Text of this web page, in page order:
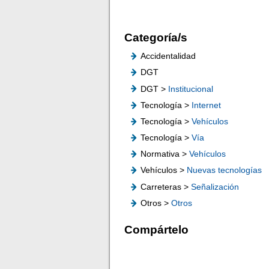
Categoría/s
Accidentalidad
DGT
DGT > Institucional
Tecnología > Internet
Tecnología >Vehículos
Tecnología >Vía
Normativa >Vehículos
Vehículos > Nuevas tecnologías
Carreteras >Señalización
Otros >Otros
Compártelo